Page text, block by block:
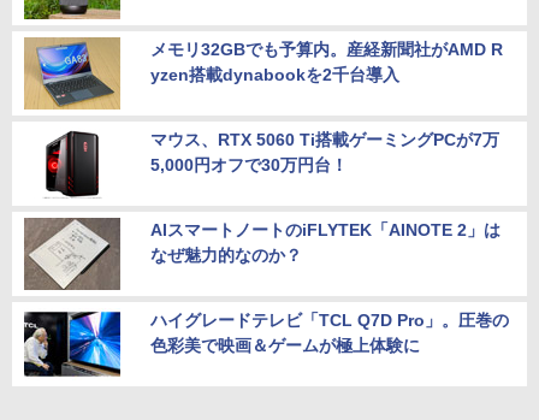
メモリ32GBでも予算内。産経新聞社がAMD R
yzen搭載dynabookを2千台導入
マウス、RTX 5060 Ti搭載ゲーミングPCが7万
5,000円オフで30万円台！
AIスマートノートのiFLYTEK「AINOTE 2」は
なぜ魅力的なのか？
ハイグレードテレビ「TCL Q7D Pro」。圧巻の
色彩美で映画＆ゲームが極上体験に